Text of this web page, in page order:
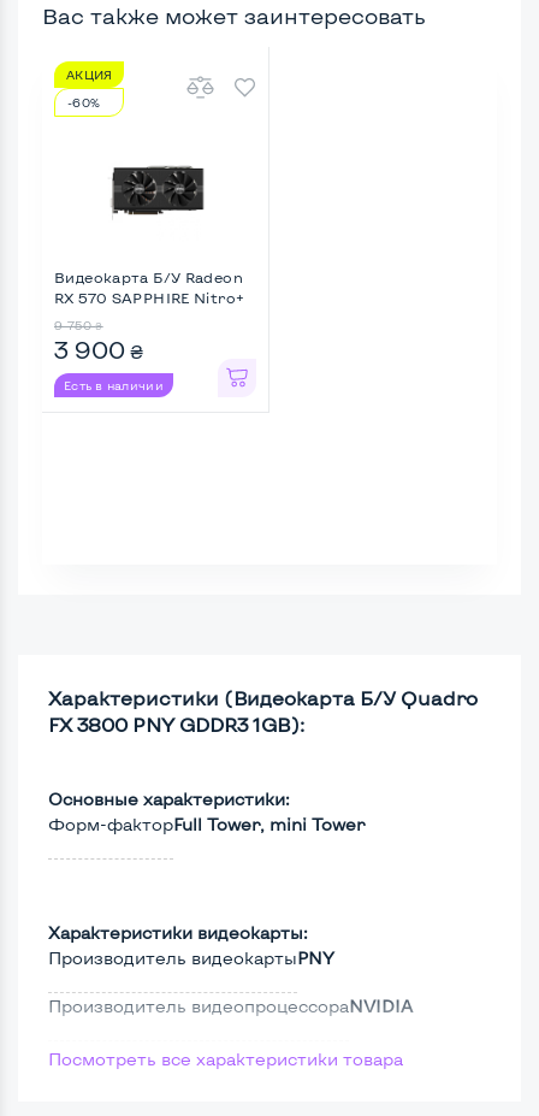
Вас также может заинтересовать
АКЦИЯ
-60%
Видеокарта Б/У Radeon
RX 570 SAPPHIRE Nitro+
9 750 ₴
3 900 ₴
Есть в наличии
Характеристики (Видеокарта Б/У Quadro
FX 3800 PNY GDDR3 1GB):
Основные характеристики:
Форм-факторFull Tower, mini Tower
Характеристики видеокарты:
Производитель видеокартыPNY
Производитель видеопроцессораNVIDIA
Версия DirectX10
Посмотреть все характеристики товара